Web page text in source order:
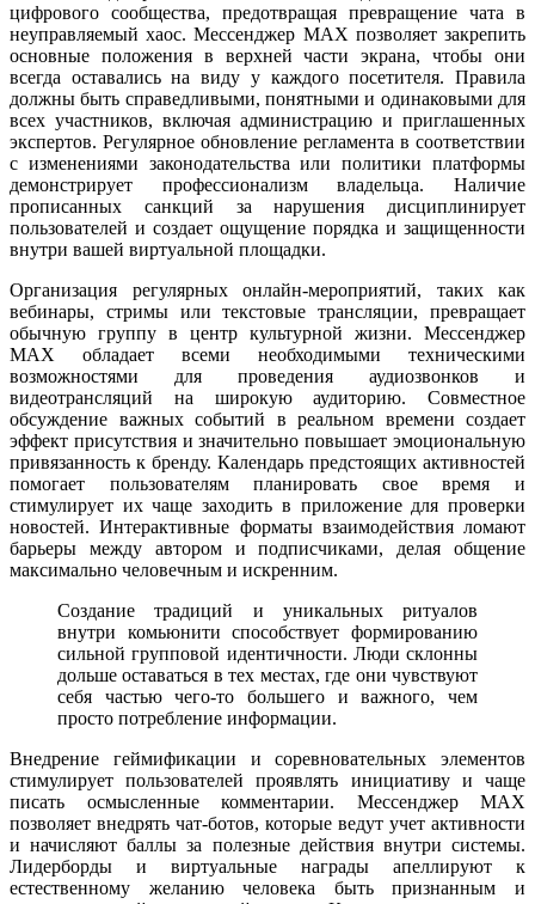
цифрового сообщества, предотвращая превращение чата в
неуправляемый хаос. Мессенджер MAX позволяет закрепить
основные положения в верхней части экрана, чтобы они
всегда оставались на виду у каждого посетителя. Правила
должны быть справедливыми, понятными и одинаковыми для
всех участников, включая администрацию и приглашенных
экспертов. Регулярное обновление регламента в соответствии
с изменениями законодательства или политики платформы
демонстрирует профессионализм владельца. Наличие
прописанных санкций за нарушения дисциплинирует
пользователей и создает ощущение порядка и защищенности
внутри вашей виртуальной площадки.
Организация регулярных онлайн-мероприятий, таких как
вебинары, стримы или текстовые трансляции, превращает
обычную группу в центр культурной жизни. Мессенджер
MAX обладает всеми необходимыми техническими
возможностями для проведения аудиозвонков и
видеотрансляций на широкую аудиторию. Совместное
обсуждение важных событий в реальном времени создает
эффект присутствия и значительно повышает эмоциональную
привязанность к бренду. Календарь предстоящих активностей
помогает пользователям планировать свое время и
стимулирует их чаще заходить в приложение для проверки
новостей. Интерактивные форматы взаимодействия ломают
барьеры между автором и подписчиками, делая общение
максимально человечным и искренним.
Создание традиций и уникальных ритуалов
внутри комьюнити способствует формированию
сильной групповой идентичности. Люди склонны
дольше оставаться в тех местах, где они чувствуют
себя частью чего-то большего и важного, чем
просто потребление информации.
Внедрение геймификации и соревновательных элементов
стимулирует пользователей проявлять инициативу и чаще
писать осмысленные комментарии. Мессенджер MAX
позволяет внедрять чат-ботов, которые ведут учет активности
и начисляют баллы за полезные действия внутри системы.
Лидерборды и виртуальные награды апеллируют к
естественному желанию человека быть признанным и